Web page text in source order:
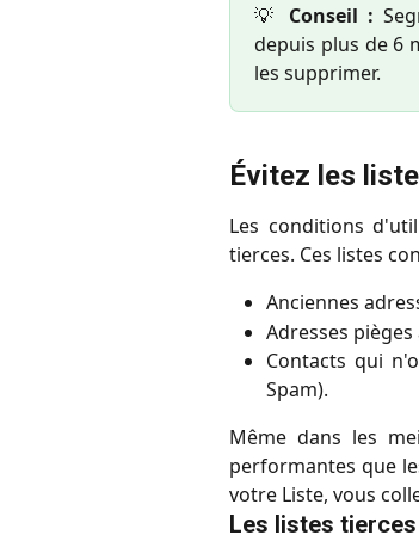
💡 Conseil :
depuis plus de 6
les supprimer.
Évitez les
Les conditions
tierces. Ces listes
Anciennes
Adresses
Contacts qui
Spam).
Même dans les
performantes que
votre Liste, vous
Les listes